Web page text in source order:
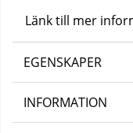
Länk till mer
EGENSKAPER
INFORMATION